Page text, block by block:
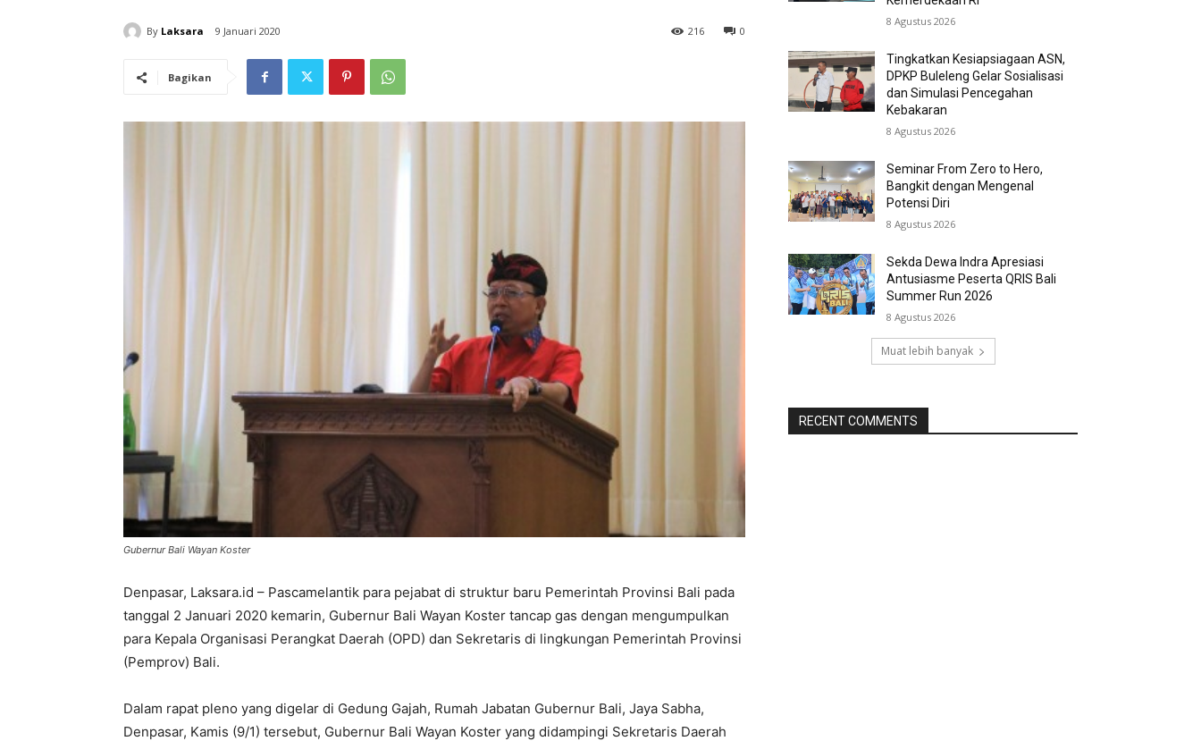
By Laksara 9 Januari 2020 0
216
Bagikan
Gubernur Bali Wayan Koster
Denpasar, Laksara.id – Pascamelantik para pejabat di struktur baru Pemerintah Provinsi Bali pada
tanggal 2 Januari 2020 kemarin, Gubernur Bali Wayan Koster tancap gas dengan mengumpulkan
para Kepala Organisasi Perangkat Daerah (OPD) dan Sekretaris di lingkungan Pemerintah Provinsi
(Pemprov) Bali.
Dalam rapat pleno yang digelar di Gedung Gajah, Rumah Jabatan Gubernur Bali, Jaya Sabha,
Denpasar, Kamis (9/1) tersebut, Gubernur Bali Wayan Koster yang didampingi Sekretaris Daerah
8 Agustus 2026
Tingkatkan Kesiapsiagaan ASN,
DPKP Buleleng Gelar Sosialisasi
dan Simulasi Pencegahan
Kebakaran
8 Agustus 2026
Seminar From Zero to Hero,
Bangkit dengan Mengenal
Potensi Diri
8 Agustus 2026
Sekda Dewa Indra Apresiasi
Antusiasme Peserta QRIS Bali
Summer Run 2026
8 Agustus 2026
Muat lebih banyak
RECENT COMMENTS